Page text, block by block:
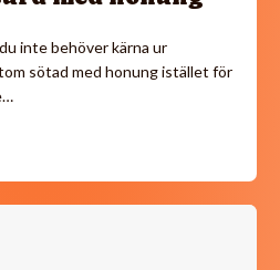
inte behöver kärna ur
sötad med honung istället för